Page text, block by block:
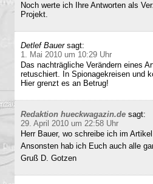
Noch werte ich Ihre Antworten als
Projekt.
Detlef Bauer sagt:
1. Mai 2010 um 10:29 Uhr
Das nachträgliche Verändern eines
retuschiert. In Spionagekreisen und
Hier grenzt es an Betrug!
Redaktion hueckwagazin.de sagt:
29. April 2010 um 22:58 Uhr
Herr Bauer, wo schreibe ich im
Ansonsten hab ich Euch auch alle
Gruß D. Gotzen